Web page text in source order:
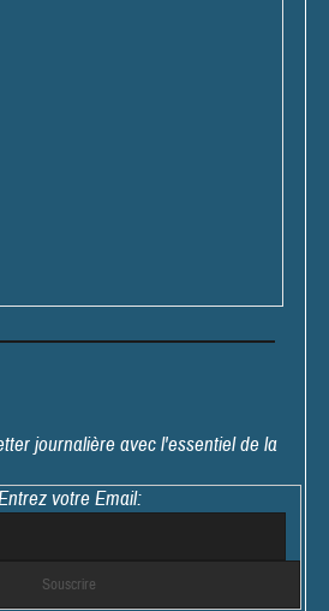
journalière avec l'essentiel de la
votre Email: